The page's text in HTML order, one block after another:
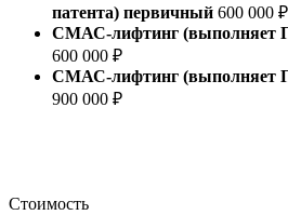
патента) первичный 600 000 ₽
СМАС-лифтинг (выполняет
600 000 ₽
СМАС-лифтинг (выполняет
900 000 ₽
Стоимость